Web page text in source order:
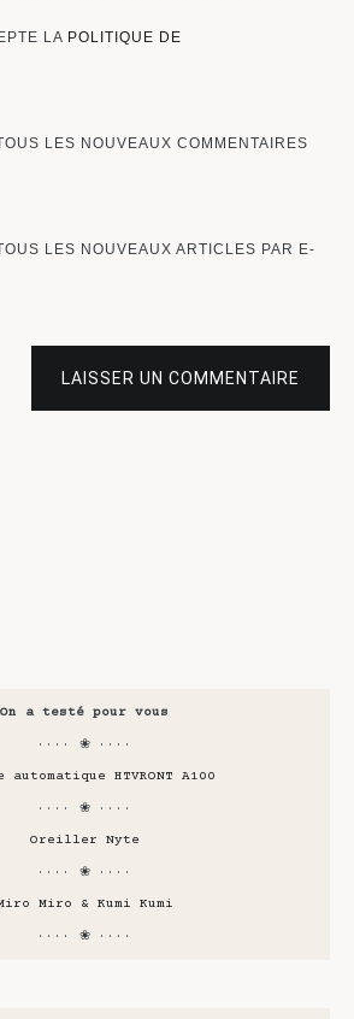
LA POLITIQUE DE
LES NOUVEAUX COMMENTAIRES
LES NOUVEAUX ARTICLES PAR E-
LAISSER UN COMMENTAIRE
On a testé pour vous
···· ❀ ····
automatique HTVRONT A100
···· ❀ ····
Oreiller Nyte
···· ❀ ····
Miro & Kumi Kumi
···· ❀ ····